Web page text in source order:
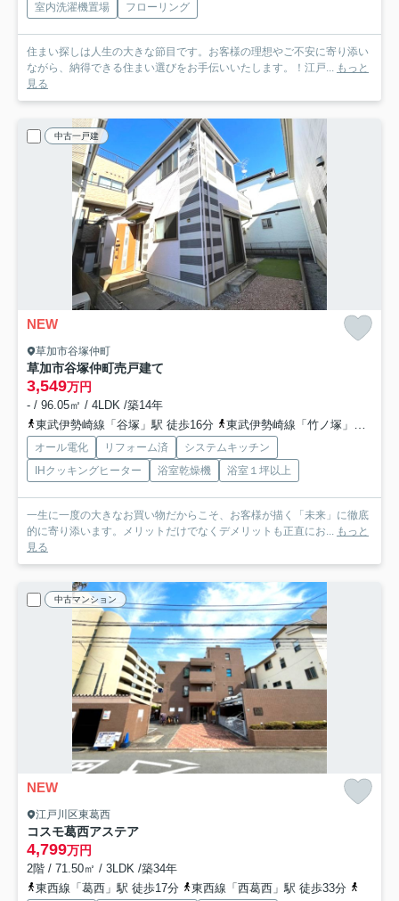
室内洗濯機置場
フローリング
住まい探しは人生の大きな節目です。お客様の理想やご不安に寄り添い
ながら、納得できる住まい選びをお手伝いいたします。！江戸... もっと
見る
中古一戸建
NEW
草加市谷塚仲町
草加市谷塚仲町売戸建て
3,549万円
- / 96.05㎡ / 4LDK /築14年
東武伊勢崎線「谷塚」駅 徒歩16分
東武伊勢崎線「竹ノ塚」駅 徒歩26分
オール電化 リフォーム済
システムキッチン
IHクッキングヒーター
浴室乾燥機 浴室１坪以上
一生に一度の大きなお買い物だからこそ、お客様が描く「未来」に徹底
的に寄り添います。メリットだけでなくデメリットも正直にお... もっと
見る
中古マンション
NEW
江戸川区東葛西
コスモ葛西アステア
4,799万円
2階 / 71.50㎡ / 3LDK /築34年
東西線「葛西」駅 徒歩17分
東西線「西葛西」駅 徒歩33分